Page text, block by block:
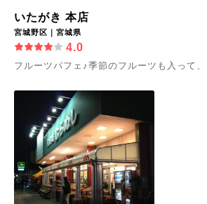
いたがき 本店
宮城野区｜宮城県
4.0
フルーツパフェ♪季節のフルーツも入って、